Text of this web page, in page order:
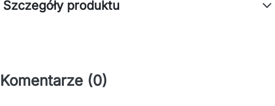
Szczegóły produktu
Komentarze (0)